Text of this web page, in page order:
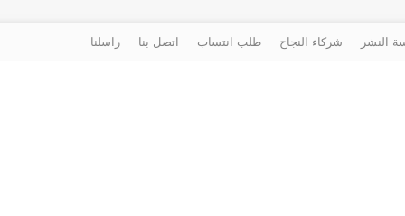
النشر شركاء النجاح طلب انتساب اتصل بنا راسلنا